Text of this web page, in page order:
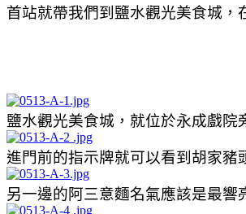
首站就帶我們到鹽水觀光美食城，
鹽水觀光美食城，就位於永成戲院
進門前的指示牌就可以看到胡家豬
另一邊的阿三意麵名氣應該是最響